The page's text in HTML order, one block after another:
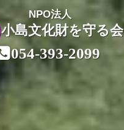
NPO法人
小島文化財を守る会
054-393-2099